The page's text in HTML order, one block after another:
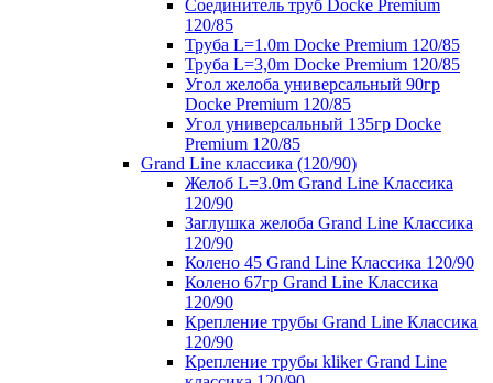
Соединитель труб Docke Premium
120/85
Труба L=1.0m Docke Premium 120/85
Труба L=3,0m Docke Premium 120/85
Угол желоба универсальный 90гр
Docke Premium 120/85
Угол универсальный 135гр Docke
Premium 120/85
Grand Line классика (120/90)
Желоб L=3.0m Grand Line Классика
120/90
Заглушка желоба Grand Line Классика
120/90
Колено 45 Grand Line Классика 120/90
Колено 67гр Grand Line Классика
120/90
Крепление трубы Grand Line Классика
120/90
Крепление трубы kliker Grand Line